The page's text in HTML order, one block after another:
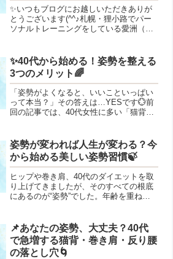
✨いつもブログにお越しいただきありが
とうございます(^^♪札幌・狸小路でパー
ソナルトレーニングをしている愛洲（あ
る”カラダづくりのヒントをお届けしてい
ます🌿「運動...
✨40代から始める！姿勢を整える
3つのメリット🌈
「姿勢がよくなると、いいこといっぱい
って本当？」その答えは…YESです💮前
回の記事では、40代女性に多い「猫背・
入箇所）今回は、そんな崩れた姿勢を整
えることで得られる...
姿勢が変われば人生が変わる？今
から始める美しい姿勢習慣🍃
ヒップや巻き肩、40代のダイエットを取
り上げてきましたが、そのすべての根底
にあるのが“姿勢”でした。年齢を重ねる
った」「なんとなく疲れやすい」「鏡に
映る自分が老けた気...
📌あなたの姿勢、大丈夫？40代
で急増する猫背・巻き肩・反り腰
の落とし穴🌀